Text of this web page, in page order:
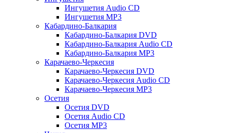
Ингушетия Audio CD
Ингушетия MP3
Кабардино-Балкария
Кабардино-Балкария DVD
Кабардино-Балкария Audio CD
Кабардино-Балкария MP3
Карачаево-Черкесия
Карачаево-Черкесия DVD
Карачаево-Черкесия Audio CD
Карачаево-Черкесия MP3
Осетия
Осетия DVD
Осетия Audio CD
Осетия MP3